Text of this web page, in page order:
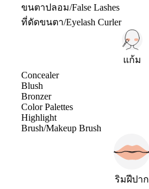
ขนตาปลอม/False Lashes
ที่ดัดขนตา/Eyelash Curler
แก้ม
Concealer
Blush
Bronzer
Color Palettes
Highlight
Brush/Makeup Brush
ริมฝีปาก